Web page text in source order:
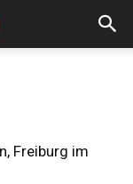
Freiburg im